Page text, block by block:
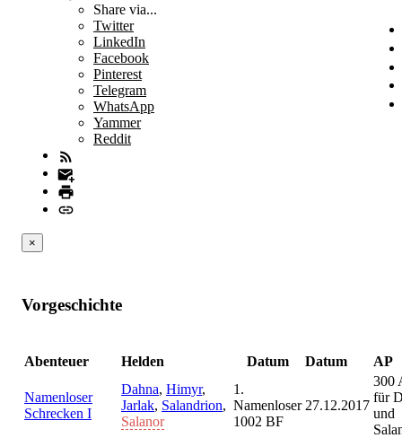
Share via...
Twitter
LinkedIn
Facebook
Pinterest
Telegram
WhatsApp
Yammer
Reddit
×
Vorgeschichte
Abenteuer Helden Datum Datum AP
Namenloser
Schrecken I
Dahna, Himyr,
Jarlak, Salandrion,
Salanor
1.
Namenloser
1002 BF
27.12.2017
300
für
und